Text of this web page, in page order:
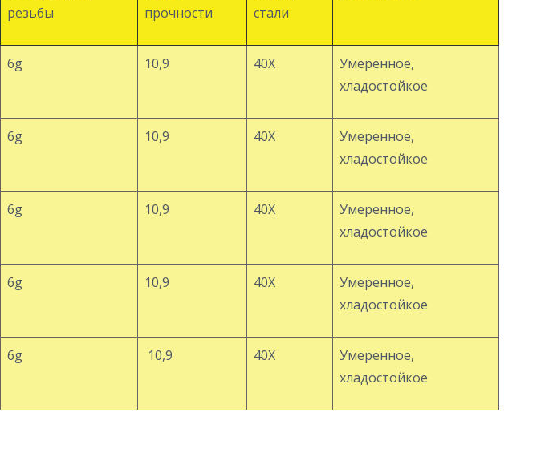
резьбы
прочности
стали
6g 10,9 40Х
Умеренное,
хладостойкое
6g 10,9 40Х
Умеренное,
хладостойкое
6g 10,9 40Х
Умеренное,
хладостойкое
6g 10,9 40Х
Умеренное,
хладостойкое
6g 10,9 40Х
Умеренное,
хладостойкое